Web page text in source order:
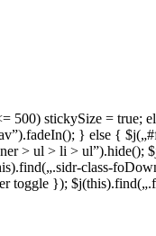
500) stickySize = true;
} else {
> ul > li > ul”).hide();
class-
toggle });